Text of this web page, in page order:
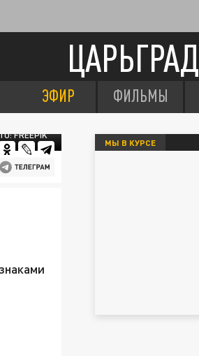
ЦАРЬГРАД
ЭФИР ФИЛЬМЫ
FREEPIK
МЫ В КУРСЕ